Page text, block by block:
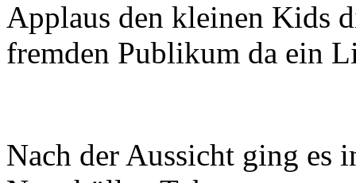
Applaus den kleinen Kids
fremden Publikum da ein
Nach der Aussicht ging es